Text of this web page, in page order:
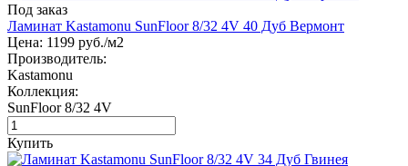
Под заказ
Ламинат Kastamonu SunFloor 8/32 4V 40 Дуб Вермонт
Цена: 1199 руб./м2
Производитель:
Kastamonu
Коллекция:
SunFloor 8/32 4V
Купить